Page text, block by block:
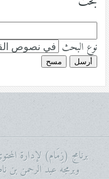
نوع البحث
أرسل مسح